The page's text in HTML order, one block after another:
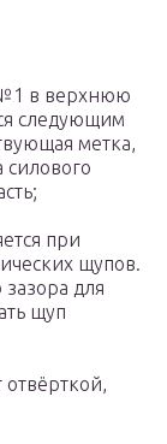
в верхнюю
следующим
метка,
силового
при
щупов.
зазора для
щуп